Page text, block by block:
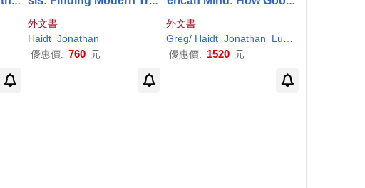
h in Ancient Wisdom
外文書
Haidt Jonathan
優惠價: 760 元
ntentions and Bad Ideas
Are Setting Up a Genera
tion for Failure
外文書
Greg/ Haidt Jonathan
Lukianoff
優惠價: 1520 元